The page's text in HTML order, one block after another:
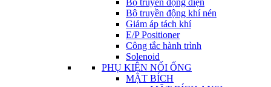
Bộ truyền động điện
Bộ truyền động khí nén
Giảm áp tách khí
E/P Positioner
Công tắc hành trình
Solenoid
PHỤ KIỆN NỐI ỐNG
MẶT BÍCH